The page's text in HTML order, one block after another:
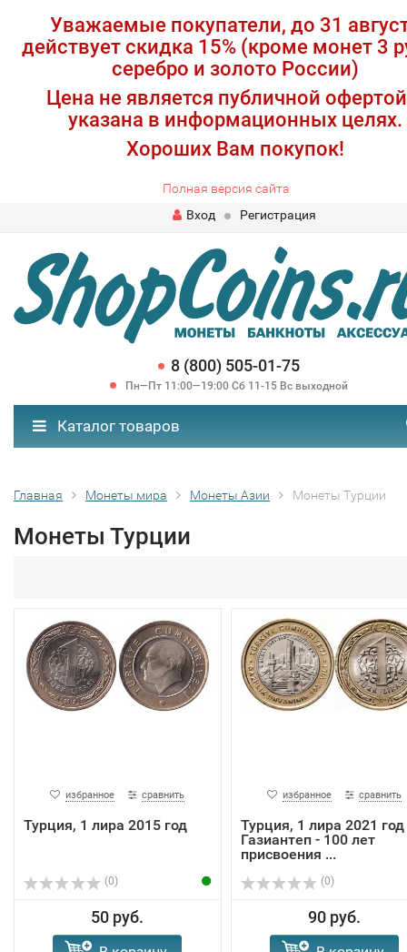
Уважаемые покупатели, до 31
действует скидка 15% (кроме монет 3
серебро и золото России)
Цена не является публичной
указана в информационных целях.
Хороших Вам покупок!
Полная версия сайта
Вход
Регистрация
8 (800) 505-01-75
Пн—Пт 11:00—19:00 Сб 11-15 Вс выходной
Каталог товаров
Главная Монеты мира Монеты Азии Монеты Турции
Монеты Турции
избранное сравнить
Турция, 1 лира 2015 год
(0)
50 руб.
избранное сравнить
Турция, 1 лира 2021 год
Газиантеп - 100 лет
присвоения ...
(0)
90 руб.